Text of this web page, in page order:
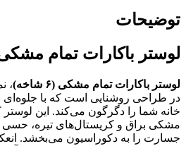
توضیحات
لوستر باکارات تمام
لوستر باکارات تمام مشکی (۶ شاخه)
،
در طراحی روشنایی است که با
خانه شما را دگرگون می‌کند. این لوستر
مشکی براق و کریستال‌های تیره، حسی
جسارت را به دکوراسیون می‌بخشد.